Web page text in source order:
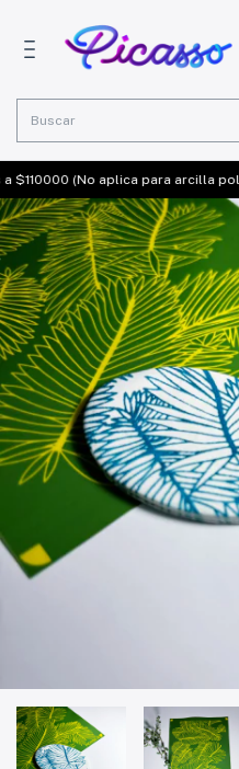
(No aplica para arcilla